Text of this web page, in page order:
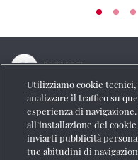
La testata online del
Social
Utilizziamo cookie
analizzare il traffico su
esperienza di
all’installazione dei
inviarti pubblicità
tue abitudini di